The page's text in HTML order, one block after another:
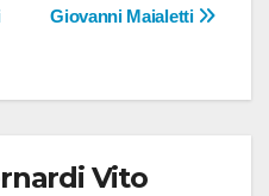
Giovanni Maialetti
Vito